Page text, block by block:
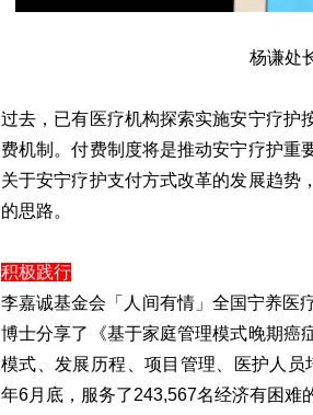
杨谦处
过去，已有医疗机构探索实施安宁疗护
费机制。付费制度将是推动安宁疗护重
关于安宁疗护支付方式改革的发展趋势
的思路。
积极践行
李嘉诚基金会「人间有情」全国宁养医
博士分享了《基于家庭管理模式晚期癌
模式、发展历程、项目管理、医护人
年6月底，服务了243,567名经济有困难